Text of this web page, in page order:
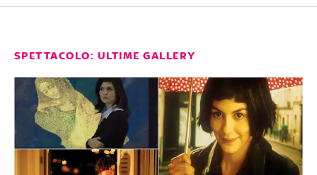
SPETTACOLO: ULTIME GALLERY